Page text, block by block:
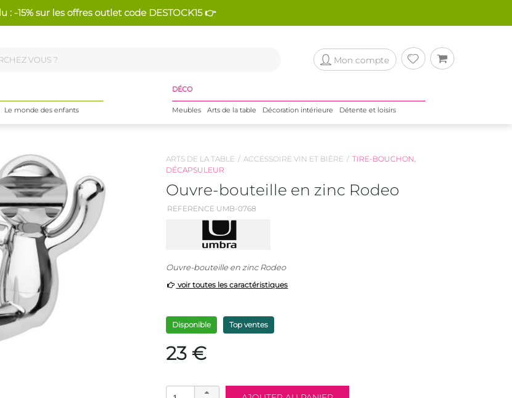
: -15% sur les offres outlet code DESTOCK15 👉
Mon compte
Le monde des enfants
DÉCO
Meubles Arts de la table Décoration intérieure Détente et loisirs
ARTS DE LA TABLE ACCESSOIRE VIN ET BIÈRE
TIRE-BOUCHON,
DÉCAPSULEUR
Ouvre-bouteille en zinc Rodeo
REFERENCE UMB-0768
Ouvre-bouteille en zinc Rodeo
voir toutes les caractéristiques
Disponible Top ventes
23 €